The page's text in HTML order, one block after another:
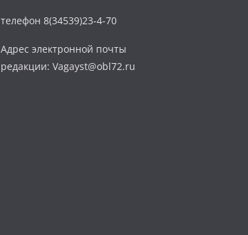
телефон 8(34539)23-4-70
Адрес электронной почты
редакции: Vagayst@obl72.ru